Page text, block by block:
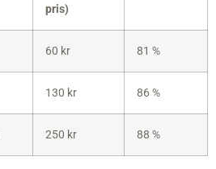
pris)
60 kr 81 %
130 kr 86 %
250 kr 88 %